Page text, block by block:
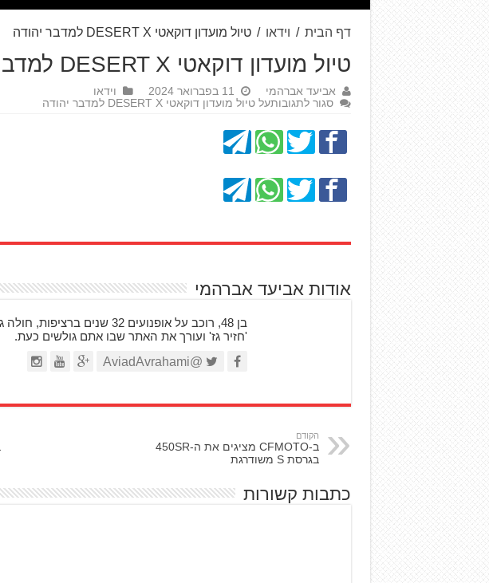
דף הבית / וידאו / טיול מועדון דוקאטי DESERT X למדבר יהודה
טיול מועדון דוקאטי DESERT X למדבר יהודה
אביעד אברהמי 11 בפברואר 2024
וידאו
סגור לתגובותעל טיול מועדון דוקאטי DESERT X למדבר יהודה
אודות אביעד אברהמי
בן 48, רוכב על אופנועים 32
'חזיר גז' ועורך את האתר שבו אתם גולשים כעת.
@AviadAvrahami
הקודם
ב-CFMOTO מציגים את ה-450SR
בגרסת S משודרגת
כתבות קשורות